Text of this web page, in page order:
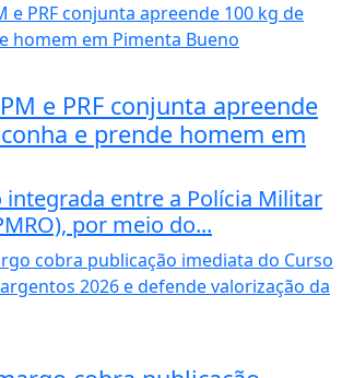
e PRF conjunta apreende
e prende homem em
integrada entre a Polícia Militar
por meio do...